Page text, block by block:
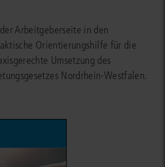
Arbeitgeberseite in den
Orientierungshilfe für die
Umsetzung des
Nordrhein-Westfalen.